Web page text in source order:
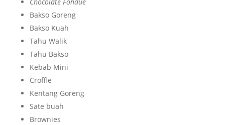
Bakso Goreng
Bakso Kuah
Tahu Walik
Tahu Bakso
Kebab Mini
Croffle
Kentang Goreng
Sate buah
Brownies